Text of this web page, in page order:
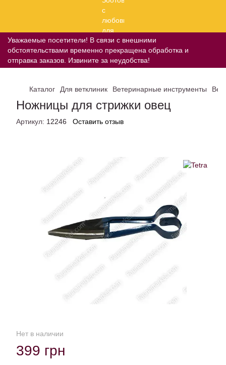
Уважаемые посетители! В связи с внешними
обстоятельствами временно прекращена обработка и
отправка заказов. Извините за неудобства!
Каталог Для ветклиник Ветеринарные инструменты
Ножницы для стрижки овец
Артикул: 12246 Оставить отзыв
Нет в наличии
399 грн